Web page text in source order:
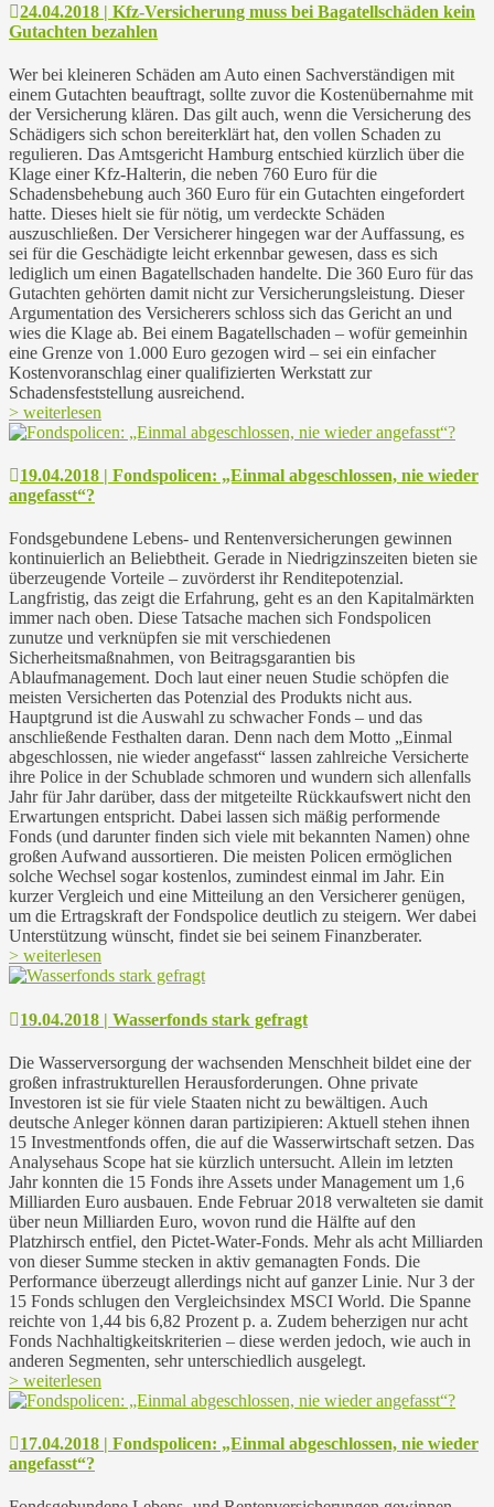
24.04.2018 | Kfz-Versicherung muss bei Bagatellschäden kein
Gutachten bezahlen
Wer bei kleineren Schäden am Auto einen Sachverständigen mit
einem Gutachten beauftragt, sollte zuvor die Kostenübernahme mit
der Versicherung klären. Das gilt auch, wenn die Versicherung des
Schädigers sich schon bereiterklärt hat, den vollen Schaden zu
regulieren. Das Amtsgericht Hamburg entschied kürzlich über die
Klage einer Kfz-Halterin, die neben 760 Euro für die
Schadensbehebung auch 360 Euro für ein Gutachten eingefordert
hatte. Dieses hielt sie für nötig, um verdeckte Schäden
auszuschließen. Der Versicherer hingegen war der Auffassung, es
sei für die Geschädigte leicht erkennbar gewesen, dass es sich
lediglich um einen Bagatellschaden handelte. Die 360 Euro für das
Gutachten gehörten damit nicht zur Versicherungsleistung. Dieser
Argumentation des Versicherers schloss sich das Gericht an und
wies die Klage ab. Bei einem Bagatellschaden – wofür gemeinhin
eine Grenze von 1.000 Euro gezogen wird – sei ein einfacher
Kostenvoranschlag einer qualifizierten Werkstatt zur
Schadensfeststellung ausreichend.
> weiterlesen
19.04.2018 | Fondspolicen: „Einmal abgeschlossen, nie wieder
angefasst“?
Fondsgebundene Lebens- und Rentenversicherungen gewinnen
kontinuierlich an Beliebtheit. Gerade in Niedrigzinszeiten bieten sie
überzeugende Vorteile – zuvörderst ihr Renditepotenzial.
Langfristig, das zeigt die Erfahrung, geht es an den Kapitalmärkten
immer nach oben. Diese Tatsache machen sich Fondspolicen
zunutze und verknüpfen sie mit verschiedenen
Sicherheitsmaßnahmen, von Beitragsgarantien bis
Ablaufmanagement. Doch laut einer neuen Studie schöpfen die
meisten Versicherten das Potenzial des Produkts nicht aus.
Hauptgrund ist die Auswahl zu schwacher Fonds – und das
anschließende Festhalten daran. Denn nach dem Motto „Einmal
abgeschlossen, nie wieder angefasst“ lassen zahlreiche Versicherte
ihre Police in der Schublade schmoren und wundern sich allenfalls
Jahr für Jahr darüber, dass der mitgeteilte Rückkaufswert nicht den
Erwartungen entspricht. Dabei lassen sich mäßig performende
Fonds (und darunter finden sich viele mit bekannten Namen) ohne
großen Aufwand aussortieren. Die meisten Policen ermöglichen
solche Wechsel sogar kostenlos, zumindest einmal im Jahr. Ein
kurzer Vergleich und eine Mitteilung an den Versicherer genügen,
um die Ertragskraft der Fondspolice deutlich zu steigern. Wer dabei
Unterstützung wünscht, findet sie bei seinem Finanzberater.
> weiterlesen
19.04.2018 | Wasserfonds stark gefragt
Die Wasserversorgung der wachsenden Menschheit bildet eine der
großen infrastrukturellen Herausforderungen. Ohne private
Investoren ist sie für viele Staaten nicht zu bewältigen. Auch
deutsche Anleger können daran partizipieren: Aktuell stehen ihnen
15 Investmentfonds offen, die auf die Wasserwirtschaft setzen. Das
Analysehaus Scope hat sie kürzlich untersucht. Allein im letzten
Jahr konnten die 15 Fonds ihre Assets under Management um 1,6
Milliarden Euro ausbauen. Ende Februar 2018 verwalteten sie damit
über neun Milliarden Euro, wovon rund die Hälfte auf den
Platzhirsch entfiel, den Pictet-Water-Fonds. Mehr als acht Milliarden
von dieser Summe stecken in aktiv gemanagten Fonds. Die
Performance überzeugt allerdings nicht auf ganzer Linie. Nur 3 der
15 Fonds schlugen den Vergleichsindex MSCI World. Die Spanne
reichte von 1,44 bis 6,82 Prozent p. a. Zudem beherzigen nur acht
Fonds Nachhaltigkeitskriterien – diese werden jedoch, wie auch in
anderen Segmenten, sehr unterschiedlich ausgelegt.
> weiterlesen
17.04.2018 | Fondspolicen: „Einmal abgeschlossen, nie wieder
angefasst“?